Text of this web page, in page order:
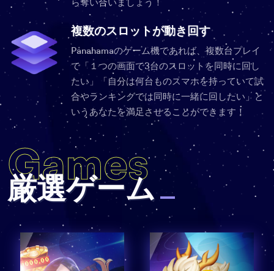
ら奪い合いましょう！
複数のスロットが動き回す
Panahamaのゲーム機であれば、複数台プレイ
で「１つの画面で3台のスロットを同時に回し
たい」「自分は何台ものスマホを持っていて試
合やランキングでは同時に一緒に回したい」と
いうあなたを満足させることができます！
Games
厳選ゲーム